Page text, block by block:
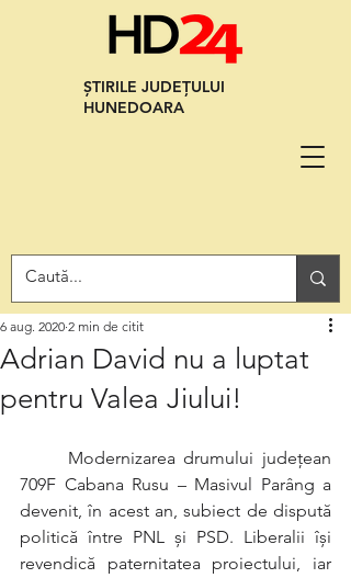
ȘTIRILE JUDEȚULUI
HUNEDOARA
Adrian David nu a luptat
pentru Valea Jiului!
6 aug. 2020 2 min de citit
709F Cabana Rusu – Masivul Parâng a
devenit, în acest an, subiect de dispută
politică între PNL și PSD. Liberalii își
revendică paternitatea proiectului, iar